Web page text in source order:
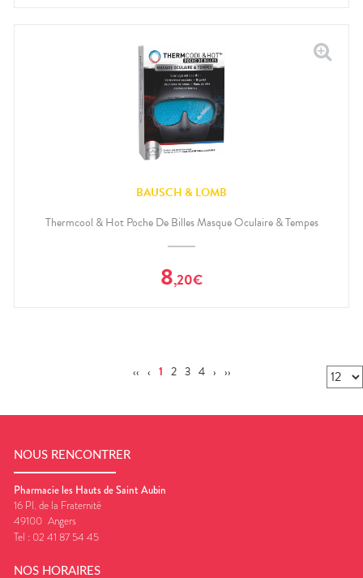
BAUSCH & LOMB
Thermcool & Hot Poche De Billes Masque Oculaire & Tempes
8,20€
‹‹ ‹ 1 2 3 4 › ››
NOUS RENCONTRER
Pharmacie les Hauts de Saint Aubin
16 Pl. de la Fraternité
49100 Angers
Tel : 02 41 87 54 45
NOS HORAIRES